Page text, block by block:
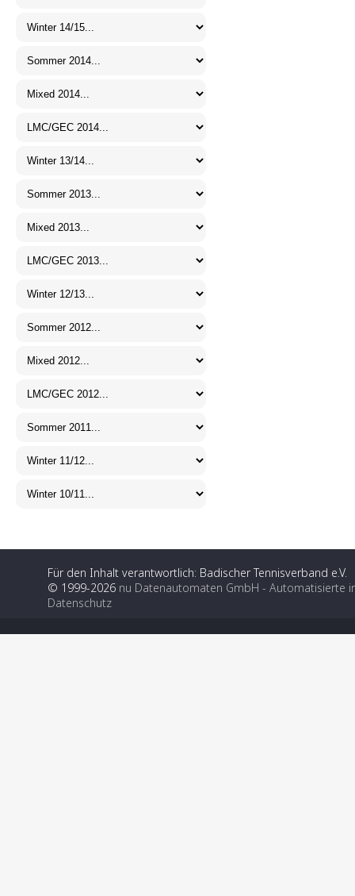
Für den Inhalt verantwortlich: Badischer Tennisverband e.V.
© 1999-2026 nu Datenautomaten GmbH - Automatisierte
Datenschutz